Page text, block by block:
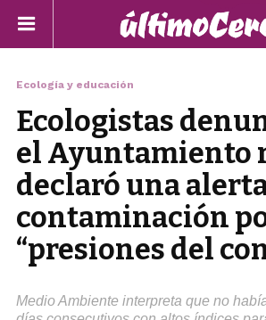
Ecología y educación
Ecologistas
el Ayuntamiento
declaró una
contaminación
“presiones del
Medio Ambiente interpreta que no